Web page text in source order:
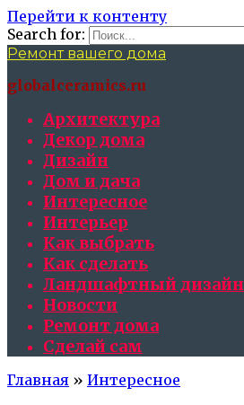
Перейти к контенту
Search for:
Ремонт вашего дома
globalceramics.ru
Архитектура
Декор дома
Дизайн
Дом и дача
Интересное
Интерьер
Как выбрать
Как сделать
Ландшафтный дизайн
Новости
Ремонт дома
Сделай сам
Главная » Интересное